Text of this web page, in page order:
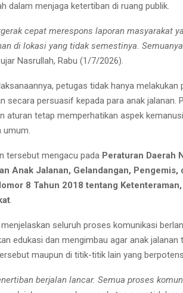
dalam menjaga ketertiban di ruang publik.
cepat merespons laporan masyarakat
di lokasi yang tidak semestinya.
Nasrullah, Rabu (1/7/2026).
petugas tidak hanya
secara persuasif kepada para anak jalanan.
aturan tetap memperhatikan aspek
umum.
tersebut mengacu pada Peraturan Daerah
Anak Jalanan, Gelandangan, Pengemis,
8 Tahun 2018 tentang
.
seluruh proses komunikasi
edukasi dan mengimbau agar anak
maupun di titik-titik lain yang
berjalan lancar. Semua proses